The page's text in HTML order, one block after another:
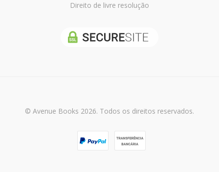
Direito de livre resolução
© Avenue Books 2026. Todos os direitos reservados.